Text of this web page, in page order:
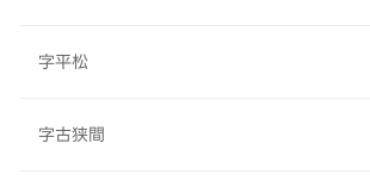
字平松
字古狭間